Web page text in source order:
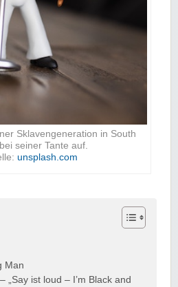
Sklavengeneration in South
seiner Tante auf.
unsplash.com
Man
„Say ist loud – I’m Black and